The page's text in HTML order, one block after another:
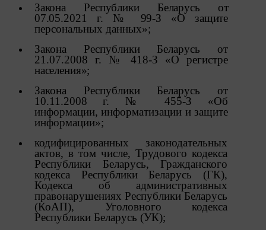
Закона
Республики Беларусь
от
07.05.2021
г. № 99-З «О
защите
персональных данных»;
Закона Республики Беларусь от
21.07.2008 г. № 418-З «О регистре
населения»;
Закона Республики Беларусь от
10.11.2008 г. № 455-З «Об
информации, информатизации и защите
информации»;
кодифицированных законодательных
актов, в том числе, Трудового кодекса
Республики Беларусь, Гражданского
кодекса Республики Беларусь (ГК),
Кодекса об административных
правонарушениях Республики Беларусь
(КоАП), Уголовного кодекса
Республики Беларусь (УК);
повторном посещении того или иного сайта,
например, выбор языковой версии.
5.1. Обеспечение удобства пользователей сайтов;
сайтов, в том числе корректность их работы;
5.3. Сбор аналитической информации в
обобщенном виде для оценки и дальнейшего
5.4. Создание и предоставление
персонализированной рекламы пользователю.
6. Общество не использует файлы cookie для
идентификации субъектов персональных данных.
7. На сайтах используются как файлы cookie первой